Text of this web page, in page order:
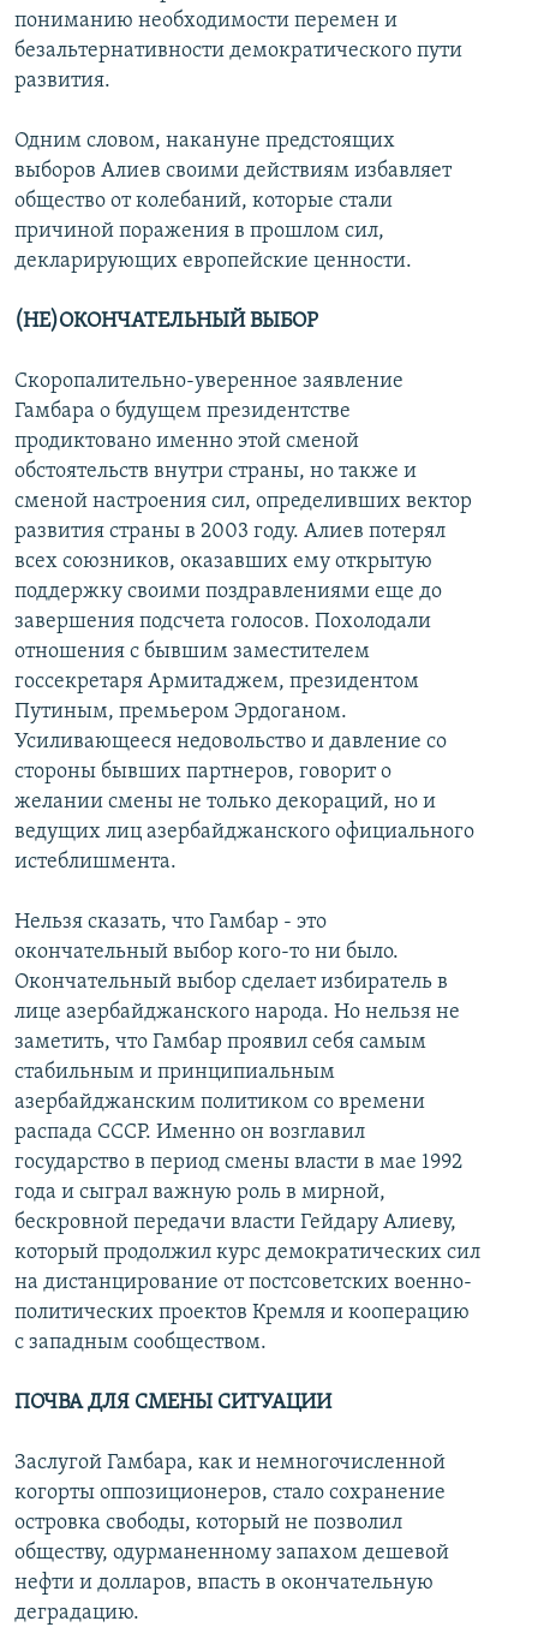
пониманию необходимости перемен и
безальтернативности демократического пути
развития.
Одним словом, накануне предстоящих
выборов Алиев своими действиям избавляет
общество от колебаний, которые стали
причиной поражения в прошлом сил,
декларирующих европейские ценности.
(НЕ)ОКОНЧАТЕЛЬНЫЙ ВЫБОР
Скоропалительно-уверенное заявление
Гамбара о будущем президентстве
продиктовано именно этой сменой
обстоятельств внутри страны, но также и
сменой настроения сил, определивших вектор
развития страны в 2003 году. Алиев потерял
всех союзников, оказавших ему открытую
поддержку своими поздравлениями еще до
завершения подсчета голосов. Похолодали
отношения с бывшим заместителем
госсекретаря Армитаджем, президентом
Путиным, премьером Эрдоганом.
Усиливающееся недовольство и давление со
стороны бывших партнеров, говорит о
желании смены не только декораций, но и
ведущих лиц азербайджанского официального
истеблишмента.
Нельзя сказать, что Гамбар - это
окончательный выбор кого-то ни было.
Окончательный выбор сделает избиратель в
лице азербайджанского народа. Но нельзя не
заметить, что Гамбар проявил себя самым
стабильным и принципиальным
азербайджанским политиком со времени
распада СССР. Именно он возглавил
государство в период смены власти в мае 1992
года и сыграл важную роль в мирной,
бескровной передачи власти Гейдару Алиеву,
который продолжил курс демократических сил
на дистанцирование от постсоветских военно-
политических проектов Кремля и кооперацию
с западным сообществом.
ПОЧВА ДЛЯ СМЕНЫ СИТУАЦИИ
Заслугой Гамбара, как и немногочисленной
когорты оппозиционеров, стало сохранение
островка свободы, который не позволил
обществу, одурманенному запахом дешевой
нефти и долларов, впасть в окончательную
деградацию.